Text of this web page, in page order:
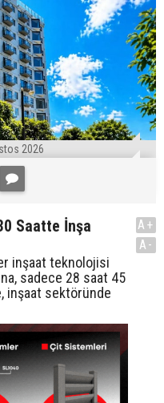
2026
Saatte İnşa
inşaat teknolojisi
sadece 28 saat 45
inşaat sektöründe
A+
A-